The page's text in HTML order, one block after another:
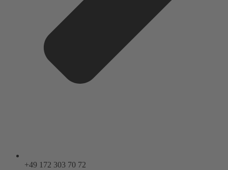
+49 172 303 70 72